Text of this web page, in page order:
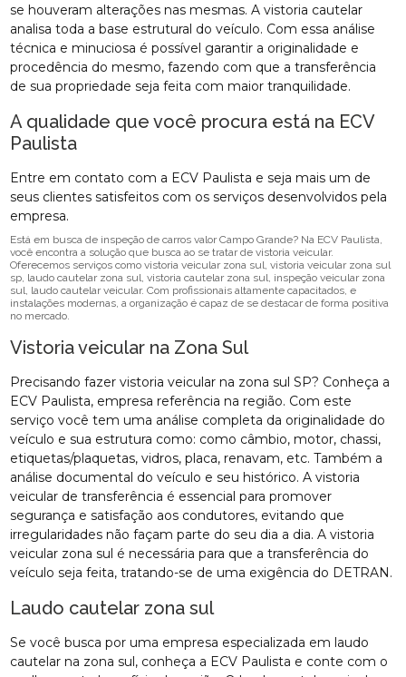
se houveram alterações nas mesmas. A vistoria cautelar
analisa toda a base estrutural do veículo. Com essa análise
técnica e minuciosa é possível garantir a originalidade e
procedência do mesmo, fazendo com que a transferência
de sua propriedade seja feita com maior tranquilidade.
A qualidade que você procura está na ECV
Paulista
Entre em contato com a ECV Paulista e seja mais um de
seus clientes satisfeitos com os serviços desenvolvidos pela
empresa.
Está em busca de inspeção de carros valor Campo Grande? Na ECV Paulista,
você encontra a solução que busca ao se tratar de vistoria veicular.
Oferecemos serviços como vistoria veicular zona sul, vistoria veicular zona sul
sp, laudo cautelar zona sul, vistoria cautelar zona sul, inspeção veicular zona
sul, laudo cautelar veicular. Com profissionais altamente capacitados, e
instalações modernas, a organização é capaz de se destacar de forma positiva
no mercado.
Vistoria veicular na Zona Sul
Precisando fazer vistoria veicular na zona sul SP? Conheça a
ECV Paulista, empresa referência na região. Com este
serviço você tem uma análise completa da originalidade do
veículo e sua estrutura como: como câmbio, motor, chassi,
etiquetas/plaquetas, vidros, placa, renavam, etc. Também a
análise documental do veículo e seu histórico. A vistoria
veicular de transferência é essencial para promover
segurança e satisfação aos condutores, evitando que
irregularidades não façam parte do seu dia a dia. A vistoria
veicular zona sul é necessária para que a transferência do
veículo seja feita, tratando-se de uma exigência do DETRAN.
Laudo cautelar zona sul
Se você busca por uma empresa especializada em laudo
cautelar na zona sul, conheça a ECV Paulista e conte com o